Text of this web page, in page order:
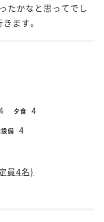
たかなと思ってでし
ます。
夕食 4
備 4
員4名)